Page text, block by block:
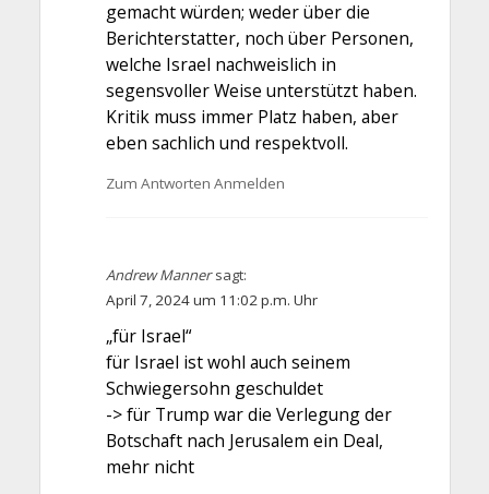
gemacht würden; weder über die
Berichterstatter, noch über Personen,
welche Israel nachweislich in
segensvoller Weise unterstützt haben.
Kritik muss immer Platz haben, aber
eben sachlich und respektvoll.
Zum Antworten Anmelden
Andrew Manner sagt:
April 7, 2024 um 11:02 p.m. Uhr
„für Israel“
für Israel ist wohl auch seinem
Schwiegersohn geschuldet
-> für Trump war die Verlegung der
Botschaft nach Jerusalem ein Deal,
mehr nicht